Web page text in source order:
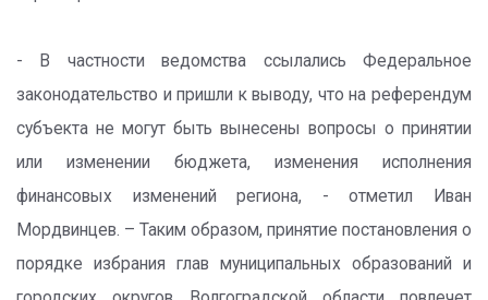
- В частности ведомства ссылались Федеральное
законодательство и пришли к выводу, что на референдум
субъекта не могут быть вынесены вопросы о принятии
или изменении бюджета, изменения исполнения
финансовых изменений региона, - отметил Иван
Мордвинцев. – Таким образом, принятие постановления о
порядке избрания глав муниципальных образований и